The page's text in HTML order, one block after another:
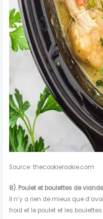
Source: thecookierookie.com
8). Poulet et boulettes de
Il n’y a rien de mieux que
froid et le poulet et les